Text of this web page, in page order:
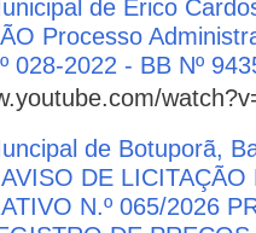
de Érico
Processo
028-2022 - BB Nº
de Botuporã,
DE LICITAÇÃO
N.º 065/2026